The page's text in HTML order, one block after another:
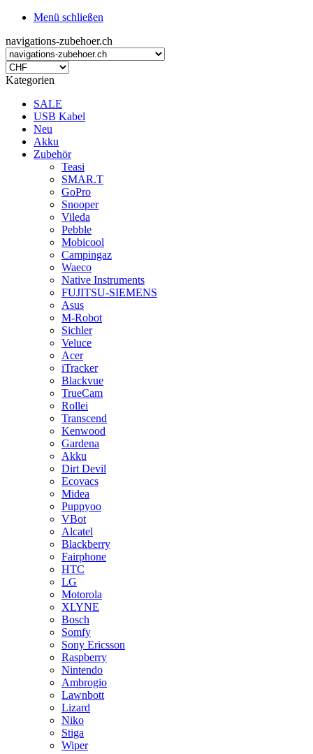
Menü schließen
navigations-zubehoer.ch
Kategorien
SALE
USB Kabel
Neu
Akku
Zubehör
Teasi
SMAR.T
GoPro
Snooper
Vileda
Pebble
Mobicool
Campingaz
Waeco
Native Instruments
FUJITSU-SIEMENS
Asus
M-Robot
Sichler
Veluce
Acer
iTracker
Blackvue
TrueCam
Rollei
Transcend
Kenwood
Gardena
Akku
Dirt Devil
Ecovacs
Midea
Puppyoo
VBot
Alcatel
Blackberry
Fairphone
HTC
LG
Motorola
XLYNE
Bosch
Somfy
Sony Ericsson
Raspberry
Nintendo
Ambrogio
Lawnbott
Lizard
Niko
Stiga
Wiper